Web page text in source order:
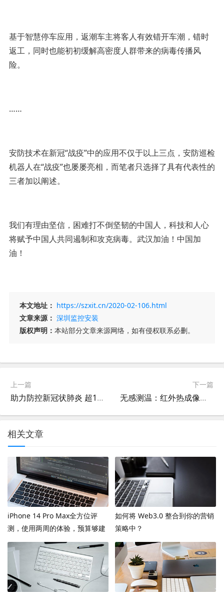
基于智慧停车应用，返潮车主将客人有效错开车潮，错时
返工，同时也能初初缓解高密度人群带来的病毒传播风
险。
……
安防技术在新冠“战疫”中的应用不仅于以上三点，安防巡检
机器人在“战疫”也屡屡亮相，而笔者只选择了具有代表性的
三者加以阐述。
我们有理由坚信，困难打不倒坚韧的中国人，科技和人心
将赋予中国人共同遏制和攻克病毒。武汉加油！中国加
油！
本文地址： https://szxit.cn/2020-02-106.html
文章来源： 深圳监控安装
版权声明： 本站部分文章来源网络，如有侵权联系必删。
上一篇
助力防控新冠状肺炎 超14家安防企业在行动
下一篇
无感测温：红外热成像助力疫情防控
相关文章
iPhone 14 Pro Max全方位评
测，使用两周的体验，预算够建
议上max
如何将 Web3.0 整合到你的营销
策略中？